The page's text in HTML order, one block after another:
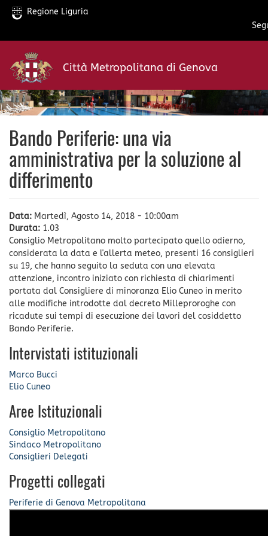
Salta
contenuto
principale
Regione Liguria
Città Metropolitana di Genova
Bando Periferie: una via
amministrativa per la soluzione al
differimento
Data: Martedì, Agosto 14, 2018 - 10:00am
Durata: 1.03
Consiglio Metropolitano molto partecipato quello odierno,
considerata la data e l'allerta meteo, presenti 16 consiglieri
su 19, che hanno seguito la seduta con una elevata
attenzione, incontro iniziato con richiesta di chiarimenti
portata dal Consigliere di minoranza Elio Cuneo in merito
alle modifiche introdotte dal decreto Milleproroghe con
ricadute sui tempi di esecuzione dei lavori del cosiddetto
Bando Periferie.
Intervistati istituzionali
Marco Bucci
Elio Cuneo
Aree Istituzionali
Consiglio Metropolitano
Sindaco Metropolitano
Consiglieri Delegati
Progetti collegati
Periferie di Genova Metropolitana